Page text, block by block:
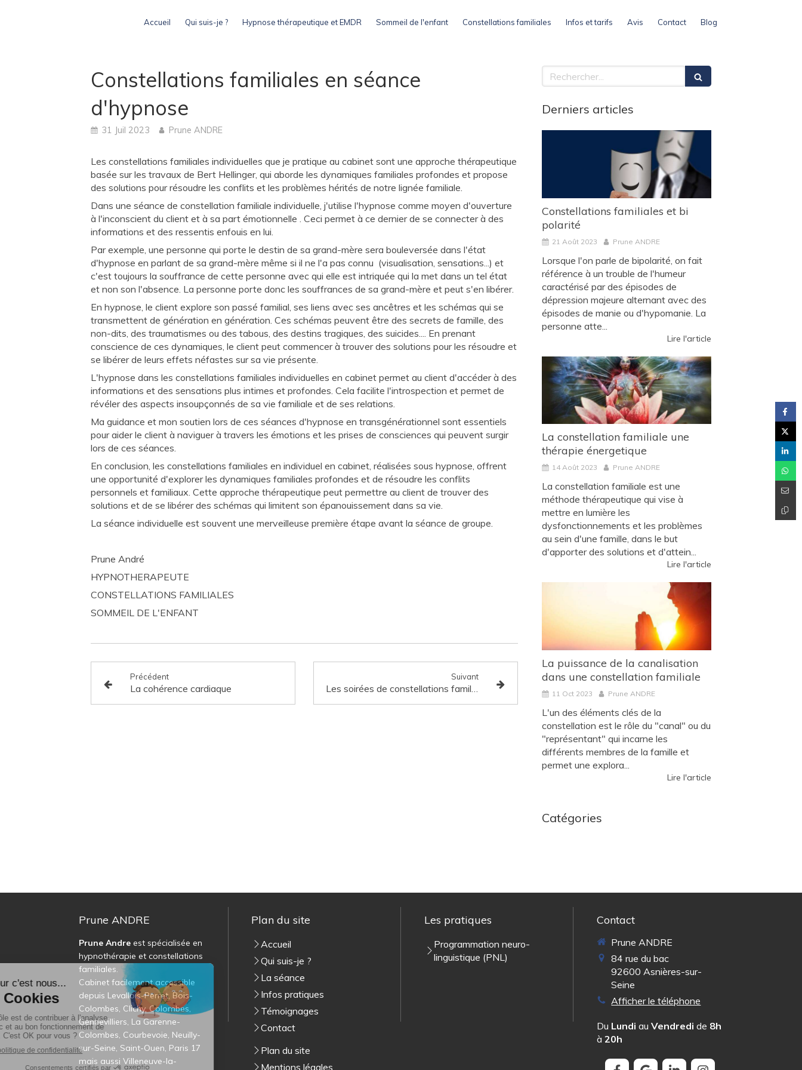
Accueil Qui suis-je ? Hypnose thérapeutique et EMDR Sommeil de l'enfant Constellations familiales Infos et tarifs Avis Contact Blog
Constellations familiales en séance
d'hypnose
31 Juil 2023 Prune ANDRE
Les constellations familiales individuelles que je pratique au cabinet sont une approche thérapeutique
basée sur les travaux de Bert Hellinger, qui aborde les dynamiques familiales profondes et propose
des solutions pour résoudre les conflits et les problèmes hérités de notre lignée familiale.
Dans une séance de constellation familiale individuelle, j'utilise l'hypnose comme moyen d'ouverture
à l'inconscient du client et à sa part émotionnelle . Ceci permet à ce dernier de se connecter à des
informations et des ressentis enfouis en lui.
Par exemple, une personne qui porte le destin de sa grand-mère sera bouleversée dans l'état
d'hypnose en parlant de sa grand-mère même si il ne l'a pas connu (visualisation, sensations...) et
c'est toujours la souffrance de cette personne avec qui elle est intriquée qui la met dans un tel état
et non son l'absence. La personne porte donc les souffrances de sa grand-mère et peut s'en libérer.
En hypnose, le client explore son passé familial, ses liens avec ses ancêtres et les schémas qui se
transmettent de génération en génération. Ces schémas peuvent être des secrets de famille, des
non-dits, des traumatismes ou des tabous, des destins tragiques, des suicides.... En prenant
conscience de ces dynamiques, le client peut commencer à trouver des solutions pour les résoudre et
se libérer de leurs effets néfastes sur sa vie présente.
L'hypnose dans les constellations familiales individuelles en cabinet permet au client d'accéder à des
informations et des sensations plus intimes et profondes. Cela facilite l'introspection et permet de
révéler des aspects insoupçonnés de sa vie familiale et de ses relations.
Ma guidance et mon soutien lors de ces séances d'hypnose en transgénérationnel sont essentiels
pour aider le client à naviguer à travers les émotions et les prises de consciences qui peuvent surgir
lors de ces séances.
En conclusion, les constellations familiales en individuel en cabinet, réalisées sous hypnose, offrent
une opportunité d'explorer les dynamiques familiales profondes et de résoudre les conflits
personnels et familiaux. Cette approche thérapeutique peut permettre au client de trouver des
solutions et de se libérer des schémas qui limitent son épanouissement dans sa vie.
La séance individuelle est souvent une merveilleuse première étape avant la séance de groupe.
Prune André
HYPNOTHERAPEUTE
CONSTELLATIONS FAMILIALES
SOMMEIL DE L'ENFANT
Précédent
La cohérence cardiaque
Suivant
Les soirées de constellations familiales a Asnières
Rechercher
Derniers articles
Constellations familiales et bi
polarité
21 Août 2023 Prune ANDRE
Lorsque l'on parle de bipolarité, on fait
référence à un trouble de l'humeur
caractérisé par des épisodes de
dépression majeure alternant avec des
épisodes de manie ou d'hypomanie. La
personne atte...
Lire l'article
La constellation familiale une
thérapie énergetique
14 Août 2023 Prune ANDRE
La constellation familiale est une
méthode thérapeutique qui vise à
mettre en lumière les
dysfonctionnements et les problèmes
au sein d'une famille, dans le but
d'apporter des solutions et d'attein...
Lire l'article
La puissance de la canalisation
dans une constellation familiale
11 Oct 2023 Prune ANDRE
L'un des éléments clés de la
constellation est le rôle du "canal" ou du
"représentant" qui incarne les
différents membres de la famille et
permet une explora...
Lire l'article
Catégories
Prune ANDRE
Prune Andre est spécialisée en
hypnothérapie et constellations
familiales.
Cabinet facilement accessible
depuis Levallois-Perret, Bois-
Colombes, Clichy, Colombes,
Gennevilliers, La Garenne-
Colombes, Courbevoie, Neuilly-
sur-Seine, Saint-Ouen, Paris 17
mais aussi Villeneuve-la-
Plan du site
Accueil
Qui suis-je ?
La séance
Infos pratiques
Témoignages
Contact
Plan du site
Mentions légales
Les pratiques
Programmation neuro-
linguistique (PNL)
Contact
Prune ANDRE
84 rue du bac
92600 Asnières-sur-
Seine
Afficher le téléphone
Du Lundi auVendredi de 8h
à20h